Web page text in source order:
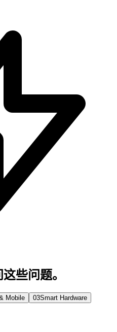
些问题。
Mobile 03Smart Hardware